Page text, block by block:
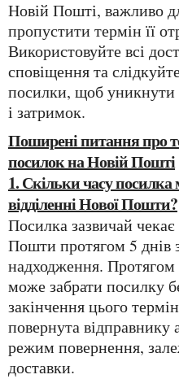
Новій Пошті, важливо
пропустити термін її
Використовуйте всі
сповіщення та
посилки, щоб уникнути
і затримок.
Поширені питання про термін зберігання
посилок на Новій Пошті
1. Скільки часу посилка може чекати в
відділенні Нової Пошти?
Посилка зазвичай чекає в відділенні Нової
Пошти протягом 5 днів
надходження. Протягом
може забрати посилку
закінчення цього
повернута відправнику
режим повернення,
доставки.